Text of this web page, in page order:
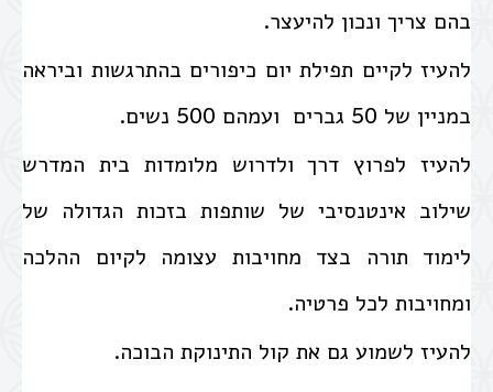
בהם צריך ונכון להיעצר.
להעיז לקיים תפילת יום כיפורים בהתרגשות וביראה
במניין של 50 גברים ועמהם 500 נשים.
להעיז לפרוץ דרך ולדרוש מלומדות בית המדרש
שילוב אינטנסיבי של שותפות בזכות הגדולה של
לימוד תורה בצד מחויבות עצומה לקיום ההלכה
ומחויבות לכל פרטיה.
להעיז לשמוע גם את קול התינוקת הבוכה.